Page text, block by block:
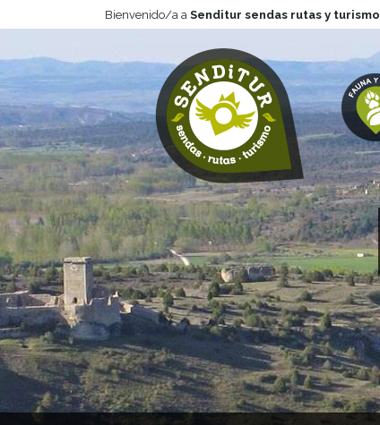
Bienvenido/a a Senditur sendas rutas y turismo